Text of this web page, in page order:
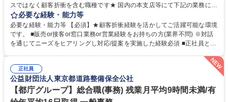
スではなく顧客折衝を含む職種です★ 国内の本支店等にて下記の業務に従
事していただきます。 ■窓口/後方/ロビーにて事務手続等の受付・オペレ
ーション、お客様対応 ■窓口にて、ご来店された個人のお客様に対して金
融商品のご提案 ■効率的な事務運用の検討・構築等 ≪業務紹介：ご応募前
に必ずご覧ください≫ ※記事 https://www.mysite.bk.mufg.jp/career/circle/
必要な経験・能力等
必要な経験・能力等 【必須】★顧客折衝経験を活かしてご活躍可能な環境
です。 ■販売or接客or窓口業務or営業経験をお持ちの方(業界不問) ※対話
を通じてニーズをヒアリングし対応/提案を実施した経験必須 ■正社員とし
事務経験 ■金融商品の提案・販売経験 ≪魅力≫研修やOJT環境が整ってい
るので安心して入行いただけます。 幅広いキャリアの選択肢があり、公募
や社内副業等を活用し、 一人ひとりが挑戦できるカルチャーが浸透してい
ます。 学歴・資格 学歴：大学院 大学 高専 短大 専修学校 高校 語学力：
資格：
正社員
公益財団法人東京都道路整備保全公社
【都庁グループ】総合職(事務) 残業月平均9時間未満/有